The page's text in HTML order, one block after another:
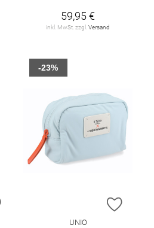
59,95 €
inkl. MwSt. zzgl.Versand
ZUR WUNSCHLISTE HINZUFÜGEN
ZUR
UNIO
-23%